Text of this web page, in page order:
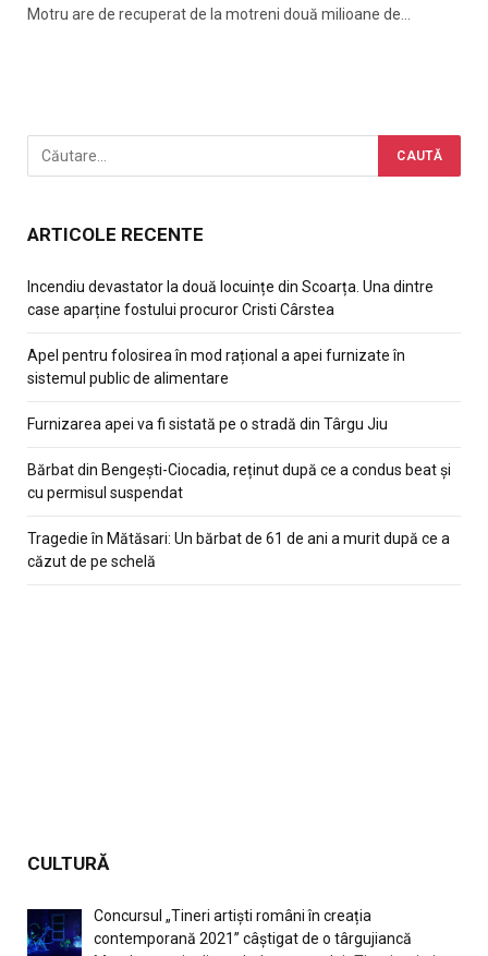
Motru are de recuperat de la motreni două milioane de…
ARTICOLE RECENTE
Incendiu devastator la două locuințe din Scoarța. Una dintre
case aparține fostului procuror Cristi Cârstea
Apel pentru folosirea în mod rațional a apei furnizate în
sistemul public de alimentare
Furnizarea apei va fi sistată pe o stradă din Târgu Jiu
Bărbat din Bengești-Ciocadia, reținut după ce a condus beat și
cu permisul suspendat
Tragedie în Mătăsari: Un bărbat de 61 de ani a murit după ce a
căzut de pe schelă
CULTURĂ
Concursul „Tineri artiști români în creația
contemporană 2021” câștigat de o târgujiancă